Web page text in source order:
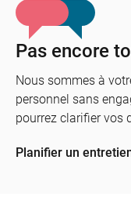
Pas encore
Nous sommes à
personnel sans
pourrez clarifier vos
Planifier un